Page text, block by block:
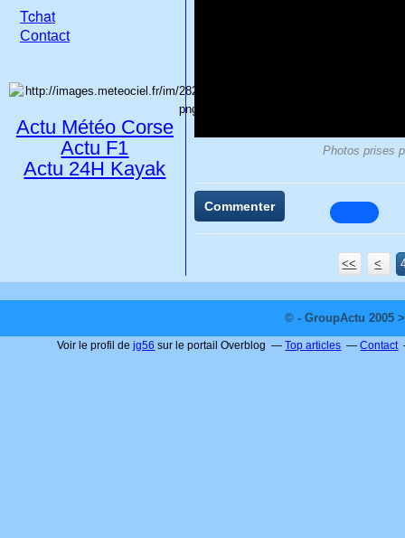
Photos prises
Commenter
<< <
Tchat
Contact
Actu Météo Corse
Actu F1
Actu 24H Kayak
© - GroupActu 2005
Voir le profil dejg56 sur le portail Overblog Top articles Contact